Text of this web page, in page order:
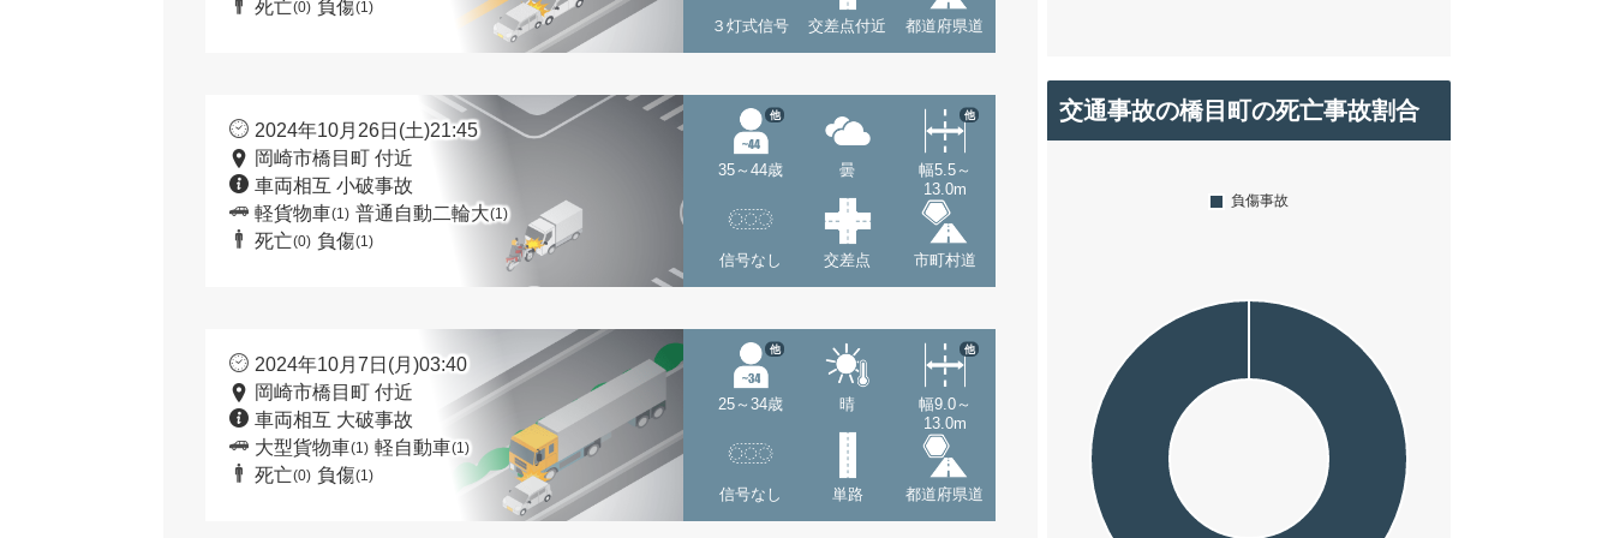
死亡(0) 負傷(1)
３灯式信号 交差点付近 都道府県道
2024年10月26日(土)21:45
岡崎市橋目町 付近
車両相互 小破事故
軽貨物車(1) 普通自動二輪大(1)
死亡(0) 負傷(1)
35～44歳
他
曇
幅5.5～
13.0m
他
信号なし 交差点 市町村道
2024年10月7日(月)03:40
岡崎市橋目町 付近
車両相互 大破事故
大型貨物車(1) 軽自動車(1)
死亡(0) 負傷(1)
25～34歳
他
晴
幅9.0～
13.0m
他
信号なし 単路 都道府県道
交通事故の橋目町の死亡事故割合